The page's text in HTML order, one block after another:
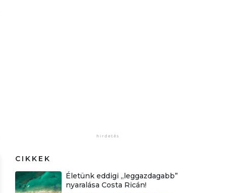
CIKKEK
Életünk eddigi „leggazdagabb”
nyaralása Costa Ricán!